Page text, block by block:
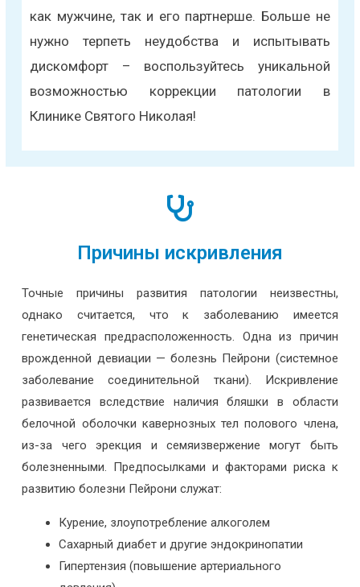
как мужчине, так и его партнерше. Больше не
нужно терпеть неудобства и испытывать
дискомфорт – воспользуйтесь уникальной
возможностью коррекции патологии в
Клинике Святого Николая!
Причины искривления
Точные причины развития патологии неизвестны,
однако считается, что к заболеванию имеется
генетическая предрасположенность. Одна из причин
врожденной девиации — болезнь Пейрони (системное
заболевание соединительной ткани). Искривление
развивается вследствие наличия бляшки в области
белочной оболочки кавернозных тел полового члена,
из-за чего эрекция и семяизвержение могут быть
болезненными. Предпосылками и факторами риска к
развитию болезни Пейрони служат:
Курение, злоупотребление алкоголем
Сахарный диабет и другие эндокринопатии
Гипертензия (повышение артериального